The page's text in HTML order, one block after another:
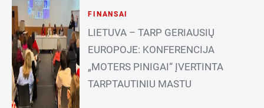
FINANSAI
LIETUVA – TARP GERIAUSIŲ
EUROPOJE: KONFERENCIJA
„MOTERS PINIGAI“ ĮVERTINTA
TARPTAUTINIU MASTU